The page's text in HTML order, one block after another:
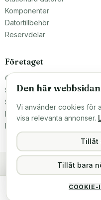
Komponenter
Datortillbehör
Reservdelar
Företaget
Om oss
Större inköp?
Sälj till oss
Köpvillkor
Integritetspolicy
Den här
Vi använder cookies för
visa relevanta annonser.
Tillåt
Tillåt bara
COOKIE-